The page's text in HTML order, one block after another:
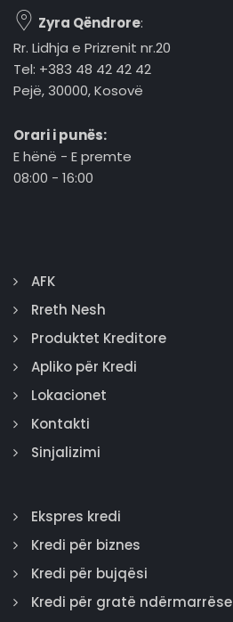
Zyra Qëndrore:
Rr. Lidhja e Prizrenit nr.20
Tel: +383 48 42 42 42
Pejë, 30000, Kosovë
Orari i punës:
E hënë - E premte
08:00 - 16:00
AFK
Rreth Nesh
Produktet Kreditore
Apliko për Kredi
Lokacionet
Kontakti
Sinjalizimi
Ekspres kredi
Kredi për biznes
Kredi për bujqësi
Kredi për gratë ndërmarrëse